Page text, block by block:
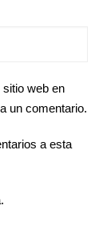
web en
un comentario.
a esta